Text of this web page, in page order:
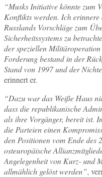
“Musks Initiative könnte zum
Konflikts werden. Ich erinnere
Russlands Vorschläge zum
Sicherheitssystems zu
der speziellen
Forderung bestand in der
Stand von 1997 und der
erinnert er.
“Dazu war das Weiße Haus
dass die republikanische
als ihre Vorgänger, bereit ist.
die Parteien einen
den Positionen vom Ende des
osteuropäische
Angelegenheit von Kurz- und
allmählich gelöst werden”,